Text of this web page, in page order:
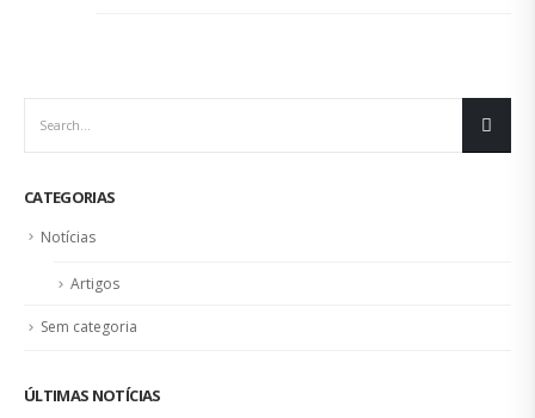
CATEGORIAS
Notícias
Artigos
Sem categoria
ÚLTIMAS NOTÍCIAS